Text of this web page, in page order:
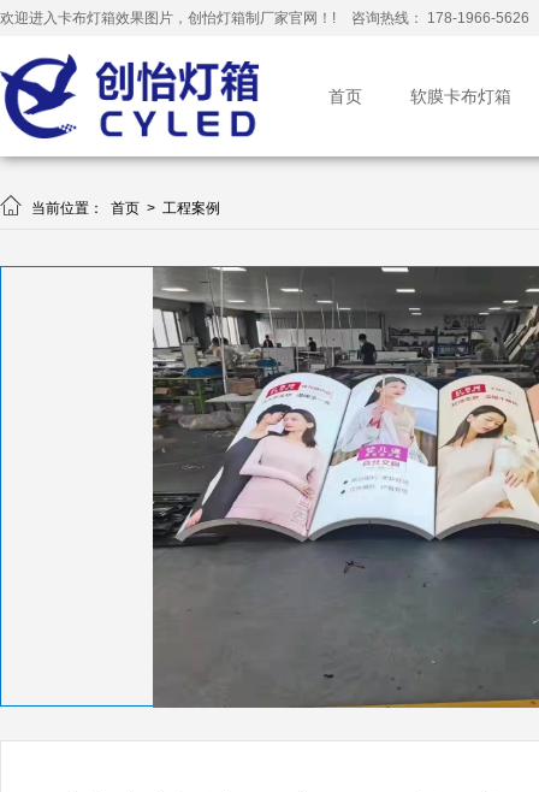
欢迎进入卡布灯箱效果图片，创怡灯箱制厂家官网！! 咨询热线： 178-1966-5626
首页 软膜卡布灯箱
 当前位置： 首页 > 工程案例